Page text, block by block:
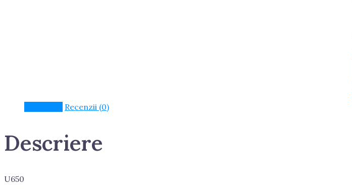
Recenzii (0)
Descriere
U650